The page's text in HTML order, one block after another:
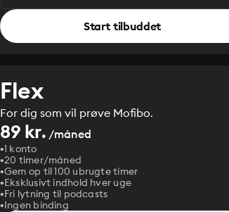
Start tilbuddet
Flex
For dig som vil prøve Mofibo.
89 kr. /måned
1 konto
20 timer/måned
Gem op til 100 ubrugte timer
Eksklusivt indhold hver uge
Fri lytning til podcasts
Ingen binding